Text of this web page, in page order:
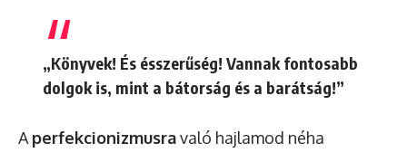
„Könyvek! És ésszerűség! Vannak fontosabb
dolgok is, mint a bátorság és a barátság!”
A perfekcionizmusravaló hajlamod néha